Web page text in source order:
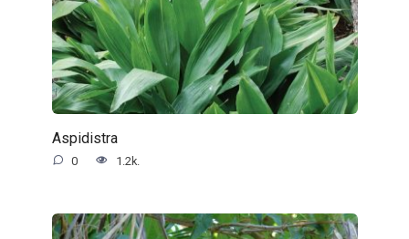
Aspidistra
0 1.2k.